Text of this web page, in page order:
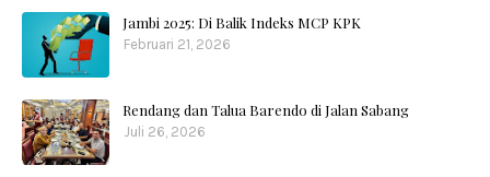
Jambi 2025: Di Balik Indeks MCP KPK
Februari 21, 2026
Rendang dan Talua Barendo di Jalan Sabang
Juli 26, 2026